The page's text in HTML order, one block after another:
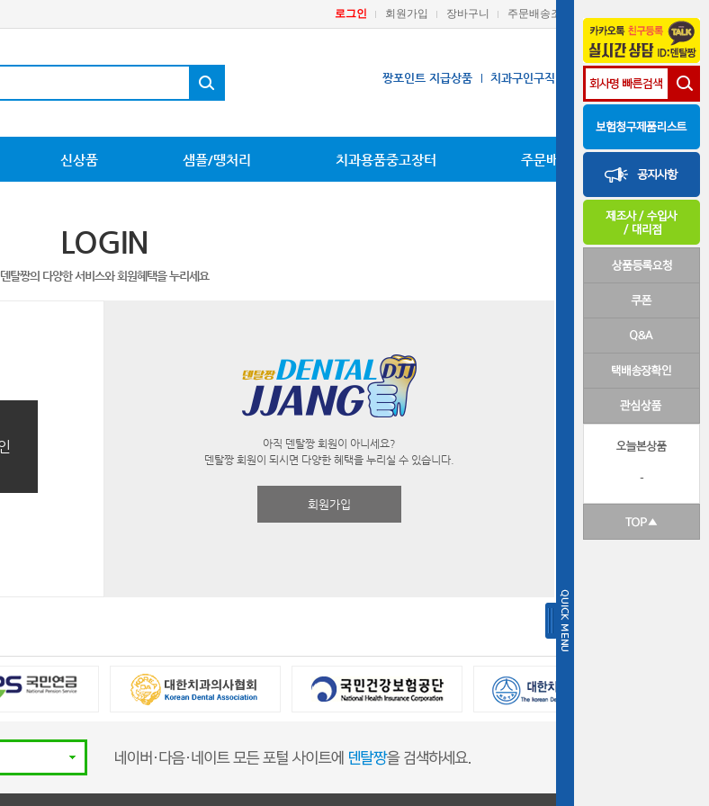
로그인 회원가입 장바구니 주문배송조회
짱포인트 지급상품 치과구인구직 장비A/S요청
신상품 샘플/땡처리 치과용품중고장터 주문배송조회
-
LOGIN
덴탈짱의 다양한 서비스와 회원혜택을 누리세요
아직 덴탈짱 회원이 아니세요?
덴탈짱 회원이 되시면 다양한 혜택을 누리실 수 있습니다.
회원가입